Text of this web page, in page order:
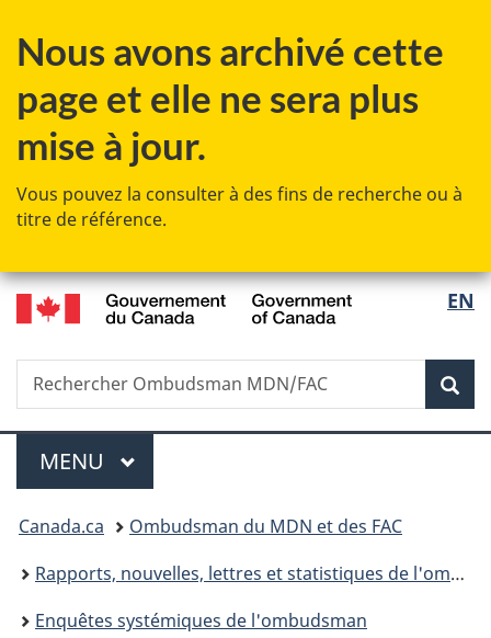
au
principal
à
Au
»
à
version
Nous avons archivé cette
page et elle ne sera plus
mise à jour.
Vous pouvez la consulter à des fins de recherche ou à
titre de référence.
de
la
EN
Recherche
Rechercher
Ombudsman
Menu
MENU PRINCIPAL
Vous
êtes
ici :
Canada.ca
Ombudsman du MDN et des FAC
Rapports, nouvelles, lettres et statistiques de l'ombudsman du MDN/FAC
Enquêtes systémiques de l'ombudsman